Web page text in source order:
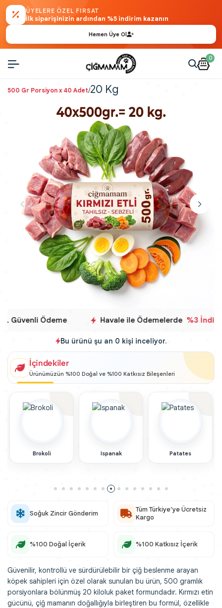
ÜYELERE ÖZEL FIRSAT
İlk siparişinizin ardından %5 indirim kazanın
Hemen Üye Ol
0
500 Gr Porsiyon x 40 Adet/20 Kg
Güvenli Ödeme Havale ile Ödemelerde%3 İndirim
Bu ürünü şu an 0 kişi inceliyor.
İçindekiler
Ürünümüzün %100 Doğal ve %100 Katkısız Bileşenleri
Brokoli Ispanak Patates
Soğuk Zincir Gönderim
Tüm Türkiye’ye Ücretsiz
Kargo
%100 Doğal İçerik %100 Katkısız İçerik
Güvenilir, kontrollü ve sürdürülebilir bir çiğ beslenme arayan
köpek sahipleri için özel olarak sunulan bu ürün, 500 gramlık
porsiyonlara bölünmüş 20 kiloluk paket formundadır. Kırmızı etin
gücünü, çiğ mamanın doğallığıyla birleştiren bu formül, özellikle